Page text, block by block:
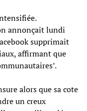
annonçait lundi
supprimait
affirmant que
alors que sa cote
un creux